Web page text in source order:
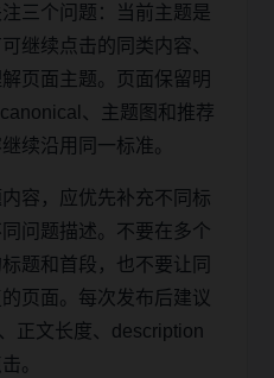
三个问题：当前主题是
继续点击的同类内容、
页面主题。页面保留明
、主题图和推荐
续沿用同一标准。
容，应优先补充不同标
问题描述。不要在多个
题和首段，也不要让同
页面。每次发布后建议
正文长度、description
。